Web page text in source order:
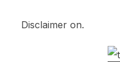
Disclaimer on.